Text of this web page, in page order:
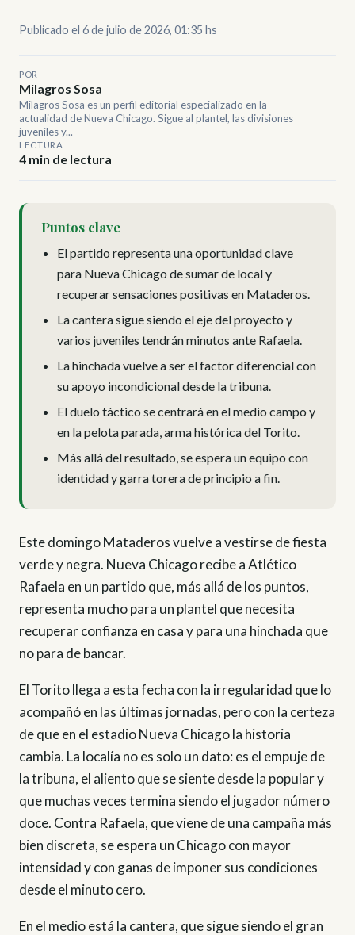
Publicado el 6 de julio de 2026, 01:35 hs
POR
Milagros Sosa
Milagros Sosa es un perfil editorial especializado en la
actualidad de Nueva Chicago. Sigue al plantel, las divisiones
juveniles y...
LECTURA
4 min de lectura
Puntos clave
El partido representa una oportunidad clave
para Nueva Chicago de sumar de local y
recuperar sensaciones positivas en Mataderos.
La cantera sigue siendo el eje del proyecto y
varios juveniles tendrán minutos ante Rafaela.
La hinchada vuelve a ser el factor diferencial con
su apoyo incondicional desde la tribuna.
El duelo táctico se centrará en el medio campo y
en la pelota parada, arma histórica del Torito.
Más allá del resultado, se espera un equipo con
identidad y garra torera de principio a fin.
Este domingo Mataderos vuelve a vestirse de fiesta
verde y negra. Nueva Chicago recibe a Atlético
Rafaela en un partido que, más allá de los puntos,
representa mucho para un plantel que necesita
recuperar confianza en casa y para una hinchada que
no para de bancar.
El Torito llega a esta fecha con la irregularidad que lo
acompañó en las últimas jornadas, pero con la certeza
de que en el estadio Nueva Chicago la historia
cambia. La localía no es solo un dato: es el empuje de
la tribuna, el aliento que se siente desde la popular y
que muchas veces termina siendo el jugador número
doce. Contra Rafaela, que viene de una campaña más
bien discreta, se espera un Chicago con mayor
intensidad y con ganas de imponer sus condiciones
desde el minuto cero.
En el medio está la cantera, que sigue siendo el gran